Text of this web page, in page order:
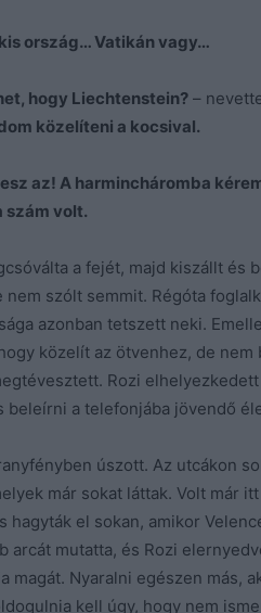
ország… Vatikán vagy…
hogy Liechtenstein? –
közelíteni a kocsival.
az! A harmincháromba
szám volt.
a fejét, majd kiszállt és
nem szólt semmit. Régóta
azonban tetszett neki.
közelít az ötvenhez, de
Rozi
beleírni a telefonjába jövendő
úszott. Az utcákon
már sokat láttak. Volt már
hagyták el sokan, amikor
arcát mutatta, és Rozi
magát. Nyaralni egészen más,
kell úgy, hogy nem